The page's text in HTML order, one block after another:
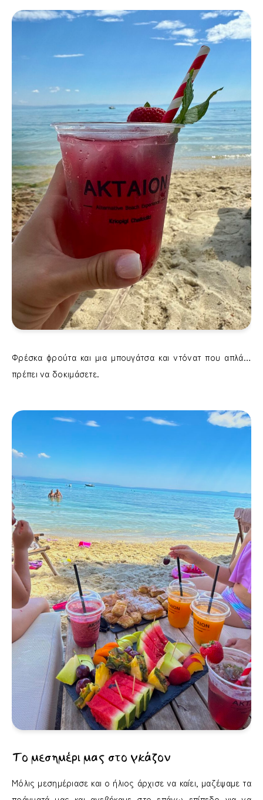
Φρέσκα φρούτα και μια μπουγάτσα και ντόνατ που απλά…
πρέπει να δοκιμάσετε.
Το μεσημέρι μας στο γκάζον
Μόλις μεσημέριασε και ο ήλιος άρχισε να καίει, μαζέψαμε τα